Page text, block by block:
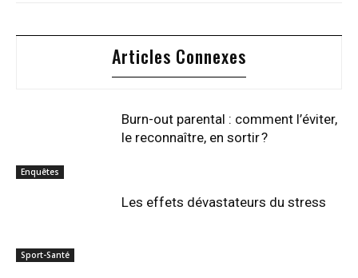
Articles Connexes
Enquêtes
Burn-out parental : comment l’éviter,
le reconnaître, en sortir ?
Sport-Santé
Les effets dévastateurs du stress